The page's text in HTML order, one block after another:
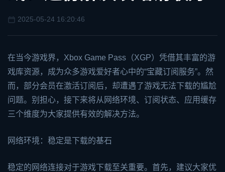
2025-05-24 16:20:46
在当今游戏界， Xbox Game Pass（XGP）凭借其丰富的游
戏库资源，成为众多游戏爱好者心中的“宝藏订阅服务”。然
而，部分会员在激活订阅后，却遭遇了游戏无法下载的尴尬
问题。别担心，接下来将从网络环境、订阅状态、应用缓存
三个维度为大家提供有效的解决方法。
网络环境：稳定是下载的基石
稳定的网络连接对于游戏下载至关重要。首先，建议大家优